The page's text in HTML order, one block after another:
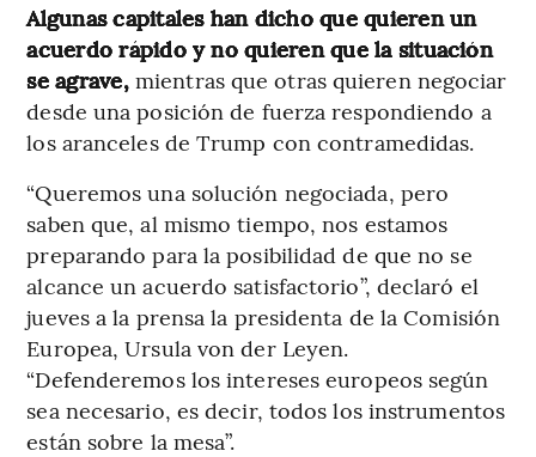
Algunas capitales han dicho que quieren un
acuerdo rápido y no quieren que la situación
se agrave,mientras que otras quieren negociar
desde una posición de fuerza respondiendo a
los aranceles de Trump con contramedidas.
“Queremos una solución negociada, pero
saben que, al mismo tiempo, nos estamos
preparando para la posibilidad de que no se
alcance un acuerdo satisfactorio”, declaró el
jueves a la prensa la presidenta de la Comisión
Europea, Ursula von der Leyen.
“Defenderemos los intereses europeos según
sea necesario, es decir, todos los instrumentos
están sobre la mesa”.